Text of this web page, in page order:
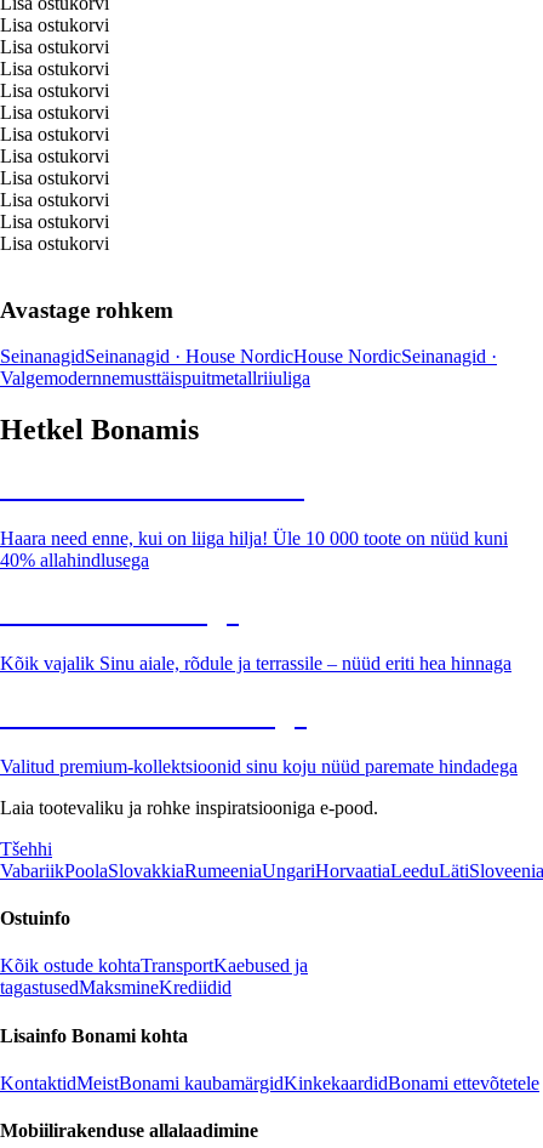
Lisa ostukorvi
Lisa ostukorvi
Lisa ostukorvi
Lisa ostukorvi
Lisa ostukorvi
Lisa ostukorvi
Lisa ostukorvi
Lisa ostukorvi
Lisa ostukorvi
Lisa ostukorvi
Lisa ostukorvi
Avastage rohkem
SeinanagidSeinanagid · House NordicHouse NordicSeinanagid ·
Valgemodernnemusttäispuitmetallriiuliga
Hetkel Bonamis
Haara need enne, kui on liiga hilja! Üle 10 000 toote on nüüd kuni
40% allahindlusega
Kõik vajalik Sinu aiale, rõdule ja terrassile – nüüd eriti hea hinnaga
Valitud premium-kollektsioonid sinu koju nüüd paremate hindadega
Laia tootevaliku ja rohke inspiratsiooniga e-pood.
Tšehhi
VabariikPoolaSlovakkiaRumeeniaUngariHorvaatiaLeeduLätiSloveenia
Ostuinfo
Kõik ostude kohtaTransportKaebused ja
tagastusedMaksmineKrediidid
Lisainfo Bonami kohta
KontaktidMeistBonami kaubamärgidKinkekaardidBonami ettevõtetele
Mobiilirakenduse allalaadimine